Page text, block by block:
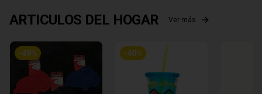
ARTICULOS DEL HOGAR Ver más
-49% -40%